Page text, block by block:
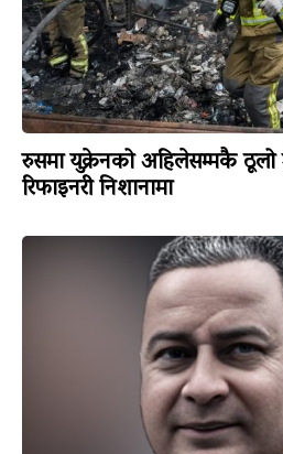
रुसमा युक्रेनको अहिलेसम्मकै
रिफाइनरी निशानामा